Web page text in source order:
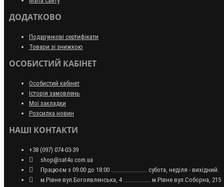
ДОДАТКОВО
Подарункові сертифікати
Товари зі знижкою
ОСОБИСТИЙ КАБІНЕТ
Особистий кабінет
Історія замовлень
Мої закладки
Розсилка новин
НАШІ КОНТАКТИ
+38 (097) 074-03-39
shop@sat4u.com.ua
Працюєм з 09:00 до 18:00 ........................ субота, неділя - вихідний.
м.Рівне вул.Богоявленська, 4 .................. м.Рівне вул.Соборна, 215